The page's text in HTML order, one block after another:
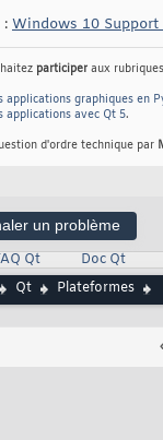
: Windows 10
participer aux rubriques
applications graphiques en
applications avec Qt 5.
d'ordre technique par
un problème
Qt Doc Qt
Qt Plateformes